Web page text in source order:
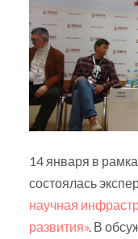
14 января в
состоялась
научная
развития». В